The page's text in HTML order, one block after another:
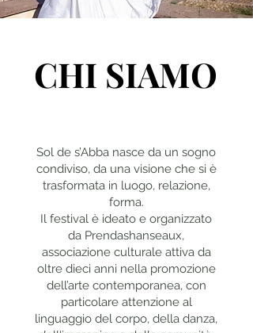
Sol de s’Abba nasce da un sogno
condiviso, da una visione che si è
trasformata in luogo, relazione,
forma.
Il festival è ideato e organizzato
da Prendashanseaux,
associazione culturale attiva da
oltre dieci anni nella promozione
dell’arte contemporanea, con
particolare attenzione al
linguaggio del corpo, della danza,
CHI SIAMO
CHI SIAMO